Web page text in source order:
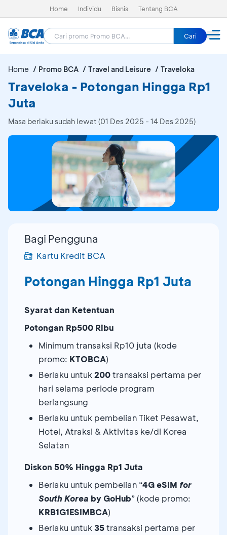
Home Individu Bisnis Tentang BCA
Cari
Home Promo BCA Travel and Leisure Traveloka
Traveloka - Potongan Hingga Rp1
Juta
Masa berlaku sudah lewat (01 Des 2025 - 14 Des 2025)
Bagi Pengguna
Kartu Kredit BCA
Potongan Hingga Rp1 Juta
Syarat dan Ketentuan
Potongan Rp500 Ribu
Minimum transaksi Rp10 juta (kode
promo: KTOBCA)
Berlaku untuk 200transaksi pertama per
hari selama periode program
berlangsung
Berlaku untuk pembelian Tiket Pesawat,
Hotel, Atraksi & Aktivitas ke/di Korea
Selatan
Diskon 50% Hingga Rp1 Juta
Berlaku untuk pembelian “4G eSIM for
South Korea by GoHub” (kode promo:
KRB1G1ESIMBCA)
Berlaku untuk 35transaksi pertama per